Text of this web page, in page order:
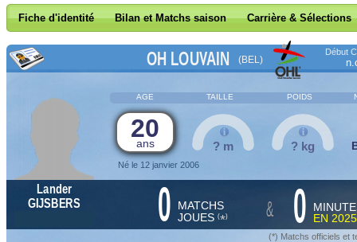
Fiche d'identité Bilan et Matchs saison Carrière & Sélections
OH LOUVAIN (BEL)
Début
AGE TAILLE POIDS
20
ans
Né le 12 janvier 2006
? m ? kg
Lander
GIJSBERS
0 MATCHS
JOUES (*) & 0
EN
(*) Matchs officiels et